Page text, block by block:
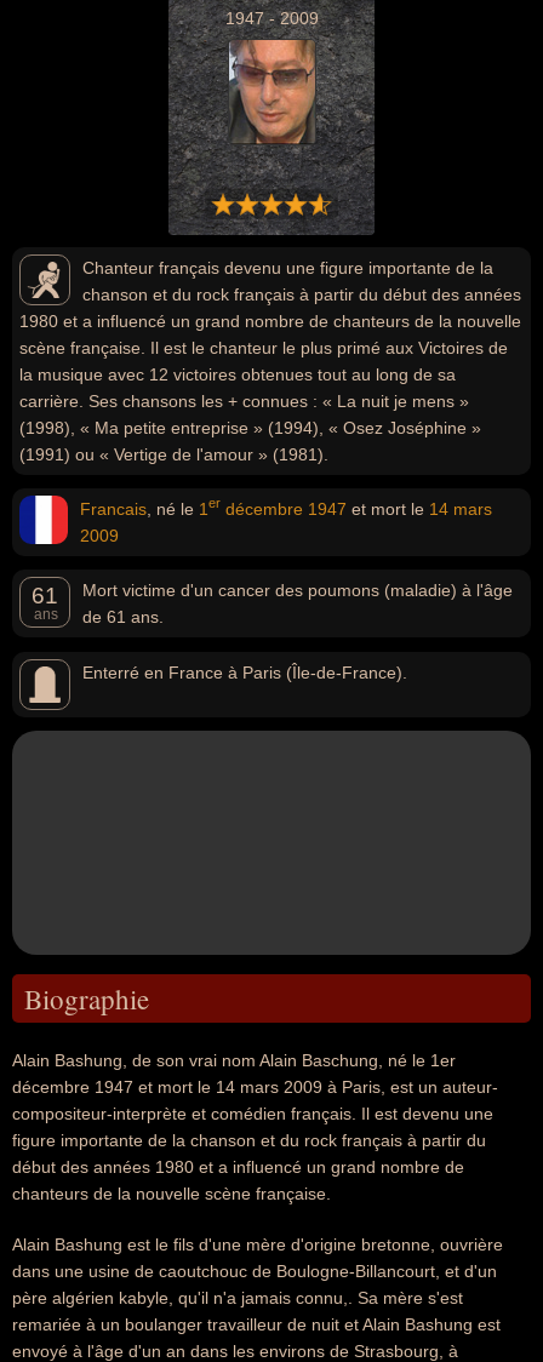
1947 - 2009
Chanteur français devenu une figure importante de la
chanson et du rock français à partir du début des années
1980 et a influencé un grand nombre de chanteurs de la nouvelle
scène française. Il est le chanteur le plus primé aux Victoires de
la musique avec 12 victoires obtenues tout au long de sa
carrière. Ses chansons les + connues : « La nuit je mens »
(1998), « Ma petite entreprise » (1994), « Osez Joséphine »
(1991) ou « Vertige de l'amour » (1981).
Francais , né le 1 er décembre 1947 et mort le 14 mars
2009
61
ans
Mort victime d'un cancer des poumons (maladie) à l'âge
de 61 ans.
Enterré en France à Paris (Île-de-France).
Biographie
Alain Bashung, de son vrai nom Alain Baschung, né le 1er
décembre 1947 et mort le 14 mars 2009 à Paris, est un auteur-
compositeur-interprète et comédien français. Il est devenu une
figure importante de la chanson et du rock français à partir du
début des années 1980 et a influencé un grand nombre de
chanteurs de la nouvelle scène française.
Alain Bashung est le fils d'une mère d'origine bretonne, ouvrière
dans une usine de caoutchouc de Boulogne-Billancourt, et d'un
père algérien kabyle, qu'il n'a jamais connu,. Sa mère s'est
remariée à un boulanger travailleur de nuit et Alain Bashung est
envoyé à l'âge d'un an dans les environs de Strasbourg, à